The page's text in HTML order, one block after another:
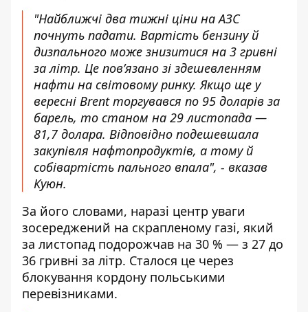
"Найближчі два тижні ціни на АЗС
почнуть падати. Вартість бензину й
дизпального може знизитися на 3 гривні
за літр. Це пов’язано зі здешевленням
нафти на світовому ринку. Якщо ще у
вересні Brent торгувався по 95 доларів за
барель, то станом на 29 листопада —
81,7 долара. Відповідно подешевшала
закупівля нафтопродуктів, а тому й
собівартість пального впала", - вказав
Куюн.
За його словами, наразі центр уваги
зосереджений на скрапленому газі, який
за листопад подорожчав на 30 % — з 27 до
36 гривні за літр. Сталося це через
блокування кордону польськими
перевізниками.